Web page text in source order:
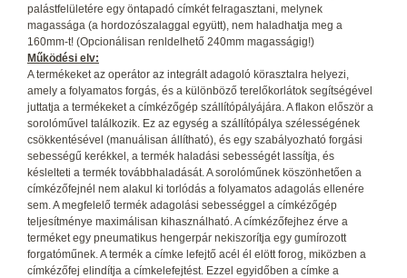
palástfelületére egy öntapadó címkét felragasztani, melynek
magassága (a hordozószalaggal együtt), nem haladhatja meg a
160mm-t! (Opcionálisan renldelhető 240mm magasságig!)
Működési elv:
A termékeket az operátor az integrált adagoló körasztalra helyezi,
amely a folyamatos forgás, és a különböző terelőkorlátok segítségével
juttatja a termékeket a címkézőgép szállítópályájára. A flakon először a
sorolóművel találkozik. Ez az egység a szállítópálya szélességének
csökkentésével (manuálisan állítható), és egy szabályozható forgási
sebességű kerékkel, a termék haladási sebességét lassítja, és
késlelteti a termék továbbhaladását. A sorolóműnek köszönhetően a
címkézőfejnél nem alakul ki torlódás a folyamatos adagolás ellenére
sem. A megfelelő termék adagolási sebességgel a címkézőgép
teljesítménye maximálisan kihasználható. A címkézőfejhez érve a
terméket egy pneumatikus hengerpár nekiszorítja egy gumírozott
forgatóműnek. A termék a címke lefejtő acél él elött forog, miközben a
címkézőfej elindítja a címkelefejtést. Ezzel egyidőben a címke a